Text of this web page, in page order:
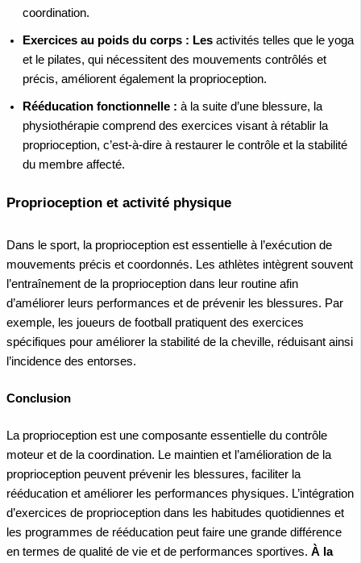
coordination.
Exercices au poids du corps : Les activités telles que le yoga
et le pilates, qui nécessitent des mouvements contrôlés et
précis, améliorent également la proprioception.
Rééducation fonctionnelle : à la suite d’une blessure, la
physiothérapie comprend des exercices visant à rétablir la
proprioception, c’est-à-dire à restaurer le contrôle et la stabilité
du membre affecté.
Proprioception et activité physique
Dans le sport, la proprioception est essentielle à l’exécution de
mouvements précis et coordonnés. Les athlètes intègrent souvent
l’entraînement de la proprioception dans leur routine afin
d’améliorer leurs performances et de prévenir les blessures. Par
exemple, les joueurs de football pratiquent des exercices
spécifiques pour améliorer la stabilité de la cheville, réduisant ainsi
l’incidence des entorses.
Conclusion
La proprioception est une composante essentielle du contrôle
moteur et de la coordination. Le maintien et l’amélioration de la
proprioception peuvent prévenir les blessures, faciliter la
rééducation et améliorer les performances physiques. L’intégration
d’exercices de proprioception dans les habitudes quotidiennes et
les programmes de rééducation peut faire une grande différence
en termes de qualité de vie et de performances sportives. À la